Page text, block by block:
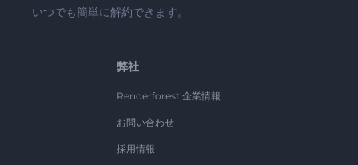
いつでも簡単に解約できます。
弊社
Renderforest 企業情報
お問い合わせ
採用情報